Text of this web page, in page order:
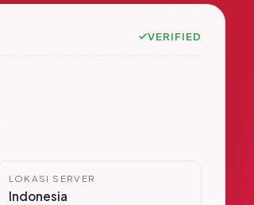
VERIFIED
LOKASI SERVER
Indonesia